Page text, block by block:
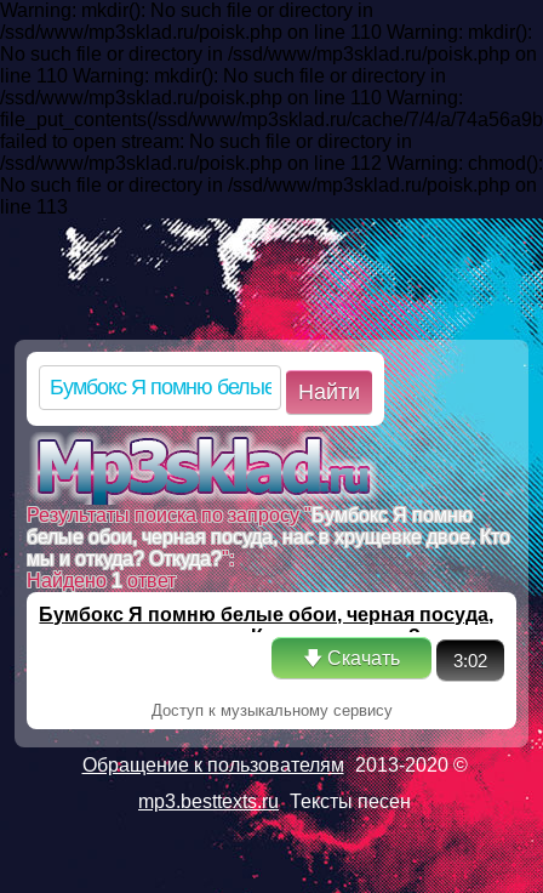
Warning: mkdir(): No such file or directory in
/ssd/www/mp3sklad.ru/poisk.php on line 110 Warning: mkdir():
No such file or directory in /ssd/www/mp3sklad.ru/poisk.php on
line 110 Warning: mkdir(): No such file or directory in
/ssd/www/mp3sklad.ru/poisk.php on line 110 Warning:
file_put_contents(/ssd/www/mp3sklad.ru/cache/7/4/a/
failed to open stream: No such file or directory in
/ssd/www/mp3sklad.ru/poisk.php on line 112 Warning: chmod():
No such file or directory in /ssd/www/mp3sklad.ru/poisk.php on
line 113
Найти
Результаты поиска по запросу "Бумбокс Я помню
белые обои, черная посуда, нас в хрущевке двое. Кто
мы и откуда? Откуда?":
Найдено1ответ
Бумбокс Я помню белые обои, черная посуда,
нас в хрущевке двое. Кто мы и откуда?
🡇 Скачать 3:02
Доступ к музыкальному сервису
Обращение к пользователям 2013-2020 ©
mp3.besttexts.ru Тексты песен